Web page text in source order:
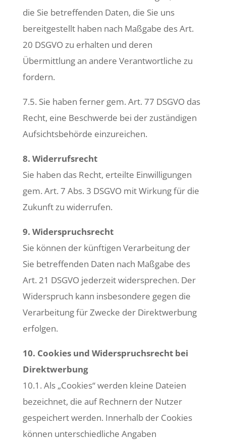
die Sie betreffenden Daten, die Sie uns
bereitgestellt haben nach Maßgabe des Art.
20 DSGVO zu erhalten und deren
Übermittlung an andere Verantwortliche zu
fordern.
7.5. Sie haben ferner gem. Art. 77 DSGVO das
Recht, eine Beschwerde bei der zuständigen
Aufsichtsbehörde einzureichen.
8. Widerrufsrecht
Sie haben das Recht, erteilte Einwilligungen
gem. Art. 7 Abs. 3 DSGVO mit Wirkung für die
Zukunft zu widerrufen.
9. Widerspruchsrecht
Sie können der künftigen Verarbeitung der
Sie betreffenden Daten nach Maßgabe des
Art. 21 DSGVO jederzeit widersprechen. Der
Widerspruch kann insbesondere gegen die
Verarbeitung für Zwecke der Direktwerbung
erfolgen.
10. Cookies und Widerspruchsrecht bei
Direktwerbung
10.1. Als „Cookies“ werden kleine Dateien
bezeichnet, die auf Rechnern der Nutzer
gespeichert werden. Innerhalb der Cookies
können unterschiedliche Angaben